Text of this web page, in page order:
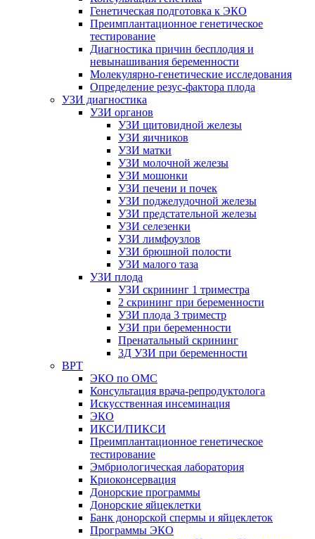
Генетическая подготовка к ЭКО
Преимплантационное генетическое
тестирование
Диагностика причин бесплодия и
невынашивания беременности
Молекулярно-генетические исследования
Определение резус-фактора плода
УЗИ диагностика
УЗИ органов
УЗИ щитовидной железы
УЗИ яичников
УЗИ матки
УЗИ молочной железы
УЗИ мошонки
УЗИ печени и почек
УЗИ поджелудочной железы
УЗИ предстательной железы
УЗИ селезенки
УЗИ лимфоузлов
УЗИ брюшной полости
УЗИ малого таза
УЗИ плода
УЗИ скрининг 1 триместра
2 скрининг при беременности
УЗИ плода 3 триместр
УЗИ при беременности
Пренатальный скрининг
3Д УЗИ при беременности
ВРТ
ЭКО по ОМС
Консультация врача-репродуктолога
Искусственная инсеминация
ЭКО
ИКСИ/ПИКСИ
Преимплантационное генетическое
тестирование
Эмбриологическая лаборатория
Криоконсервация
Донорские программы
Донорские яйцеклетки
Банк донорской спермы и яйцеклеток
Программы ЭКО